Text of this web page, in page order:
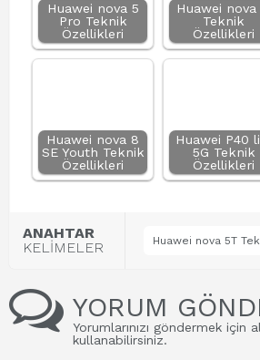
Huawei nova 5
Pro Teknik
Özellikleri
Huawei nova
Teknik
Özellikleri
Huawei nova 8
SE Youth Teknik
Özellikleri
Huawei P40
5G Teknik
Özellikleri
ANAHTAR
KELİMELER
Huawei nova 5T
YORUM
Yorumlarınızı göndermek için
kullanabilirsiniz.